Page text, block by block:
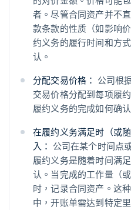
者。尽管合同资产并不
款条款的性质（如影响
约义务的履行时间和方
认。
分配交易价格： 公司根
交易价格分配到每项履
履约义务的完成如何确
在履约义务满足时（或
入： 公司在某个时间点
履约义务是随着时间满
认。当完成的工作量（
时，记录合同资产。这
中，开账单需达到特定